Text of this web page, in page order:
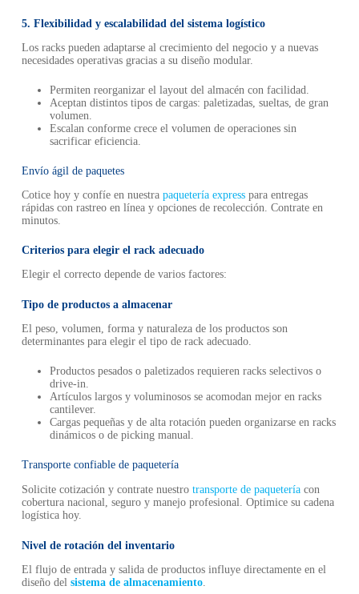
5. Flexibilidad y escalabilidad del sistema logístico
Los racks pueden adaptarse al crecimiento del negocio y a nuevas
necesidades operativas gracias a su diseño modular.
Permiten reorganizar el layout del almacén con facilidad.
Aceptan distintos tipos de cargas: paletizadas, sueltas, de gran
volumen.
Escalan conforme crece el volumen de operaciones sin
sacrificar eficiencia.
Envío ágil de paquetes
Cotice hoy y confíe en nuestra paquetería expresspara entregas
rápidas con rastreo en línea y opciones de recolección. Contrate en
minutos.
Criterios para elegir el rack adecuado
Elegir el correcto depende de varios factores:
Tipo de productos a almacenar
El peso, volumen, forma y naturaleza de los productos son
determinantes para elegir el tipo de rack adecuado.
Productos pesados o paletizados requieren racks selectivos o
drive-in.
Artículos largos y voluminosos se acomodan mejor en racks
cantilever.
Cargas pequeñas y de alta rotación pueden organizarse en racks
dinámicos o de picking manual.
Transporte confiable de paquetería
Solicite cotización y contrate nuestro transporte de paqueteríacon
cobertura nacional, seguro y manejo profesional. Optimice su cadena
logística hoy.
Nivel de rotación del inventario
El flujo de entrada y salida de productos influye directamente en el
diseño del sistema de almacenamiento.